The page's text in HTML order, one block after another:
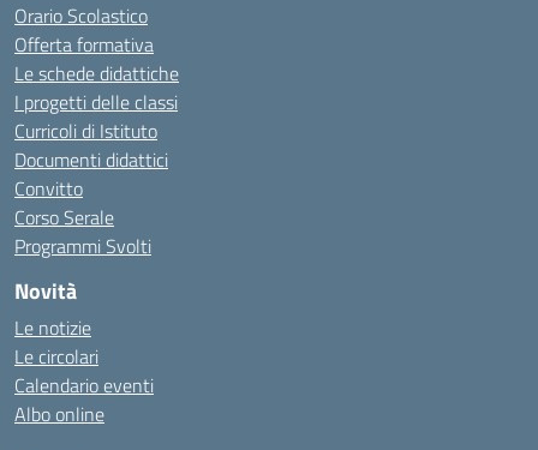
Orario Scolastico
Offerta formativa
Le schede didattiche
I progetti delle classi
Curricoli di Istituto
Documenti didattici
Convitto
Corso Serale
Programmi Svolti
Novità
Le notizie
Le circolari
Calendario eventi
Albo online